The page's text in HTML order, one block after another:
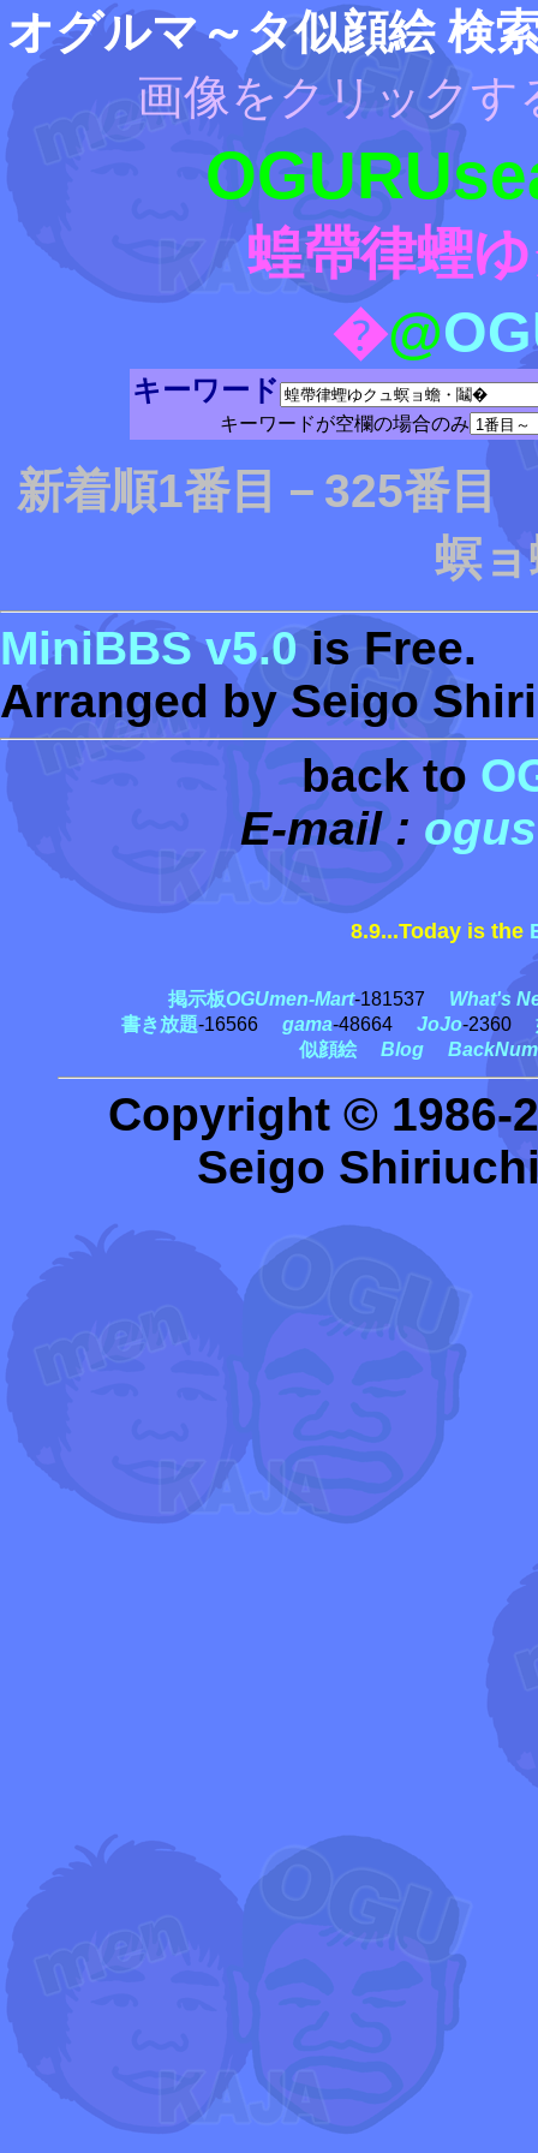
オグルマ～タ似顔絵 検
画像をクリックす
蝗帶律蟶
�@
キーワード
キーワードが空欄の場合のみ
新着順1番目－325番目
螟
MiniBBS v5.0is Free.
Arranged by Seigo
back to
E-mail :
8.9...Today is the
掲示板OGUmen-Mart-181537 What's
書き放題-16566 gama-48664 JoJo-2360
似顔絵
Blog
Copyright © 1986-
Seigo